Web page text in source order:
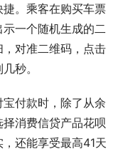
。乘客在购买车票
一个随机生成的二
对准二维码，点击
秒。
付款时，除了从余
消费信贷产品花呗
还能享受最高41天